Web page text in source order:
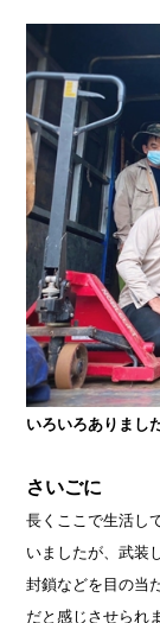
いろいろありまし
さいごに
長くここで生活し
いましたが、武装
封鎖などを目の当
だと感じさせられ